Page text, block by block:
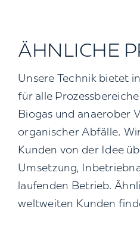
ÄHNLICHE
Unsere Technik bietet
für alle
Biogas und anaerober
organischer Abfälle.
Kunden von der Idee
Umsetzung,
laufenden Betrieb.
weltweiten Kunden